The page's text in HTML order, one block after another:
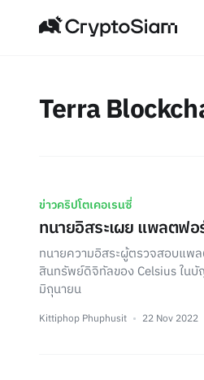
Terra
ข่าวคริปโตเคอเรนซี่
ทนายอิสระเผย แพลตฟอ
ทนายความอิสระผู้ตรวจสอบแพ
สินทรัพย์ดิจิทัลของ Celsius ใน
มิถุนายน
Kittiphop Phuphusit 22 Nov 2022